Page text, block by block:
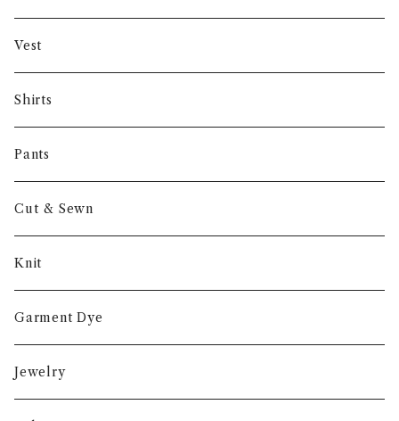
Gambert
NORIEI
Other
Vest
Shirts
Pants
Cut & Sewn
Knit
Garment Dye
Jewelry